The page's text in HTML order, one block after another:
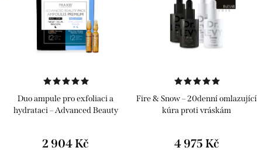
Duo ampule pro exfoliaci a
hydrataci – Advanced Beauty
2 904 Kč
Fire & Snow – 20denní omlazující
kúra proti vráskám
4 975 Kč